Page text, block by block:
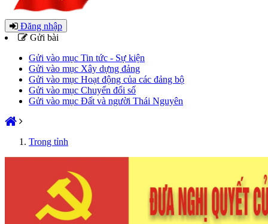
Đăng nhập
Gửi bài
Gửi vào mục Tin tức - Sự kiện
Gửi vào mục Xây dựng đảng
Gửi vào mục Hoạt động của các đảng bộ
Gửi vào mục Chuyển đổi số
Gửi vào mục Đất và người Thái Nguyên
Trong tỉnh